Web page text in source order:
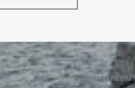
© GUALENI.COM